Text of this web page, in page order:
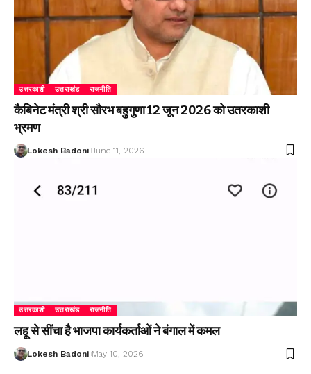
उत्तरकाशी उत्तराखंड राजनीति
कैबिनेट मंत्री श्री सौरभ बहुगुणा 12 जून 2026 को उतरकाशी
भ्रमण
Lokesh Badoni June 11, 2026
उत्तरकाशी उत्तराखंड राजनीति
लहू से सींचा है भाजपा कार्यकर्ताओं ने बंगाल में कमल
Lokesh Badoni May 10, 2026